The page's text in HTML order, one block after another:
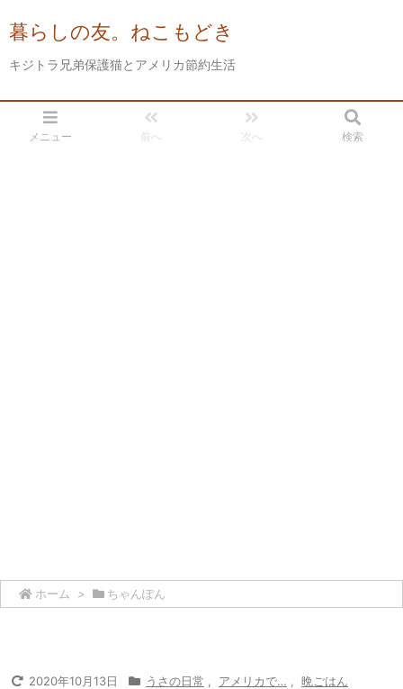
暮らしの友。ねこもどき
キジトラ兄弟保護猫とアメリカ節約生活
メニュー 前へ 次へ 検索
ホーム > ちゃんぽん
2020年10月13日 うさの日常 アメリカで… 晩ごはん